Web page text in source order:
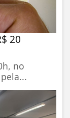
20
no